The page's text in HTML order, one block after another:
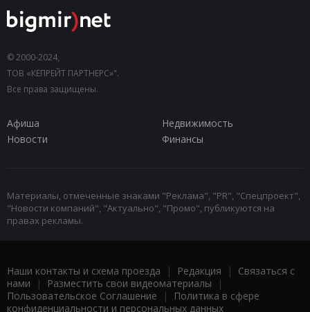
© 2000-2024,
ТОВ «КЕПРЕЙТ ПАРТНЕРС»".
Все права защищены.
Афиша
Недвижимость
Новости
Финансы
Материалы, отмеченные знаками "Реклама", "PR", "Спецпроект",
"Новости компаний", "Актуально", "Промо", публикуются на
правах рекламы.
Наши контакты и схема проезда | Редакция | Связаться с
нами | Разместить свои видеоматериалы |
Пользовательское Соглашение |
Политика в сфере
конфиденциальности и персональных данных